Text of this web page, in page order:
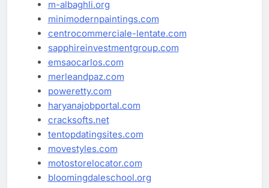
m-albaghli.org
minimodernpaintings.com
centrocommerciale-lentate.com
sapphireinvestmentgroup.com
emsaocarlos.com
merleandpaz.com
poweretty.com
haryanajobportal.com
cracksofts.net
tentopdatingsites.com
movestyles.com
motostorelocator.com
bloomingdaleschool.org